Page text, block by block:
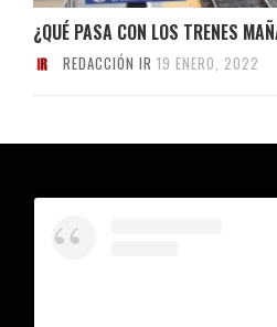
¿QUÉ PASA CON LOS TRENES
REDACCIÓN IR 19 ENERO, 2022